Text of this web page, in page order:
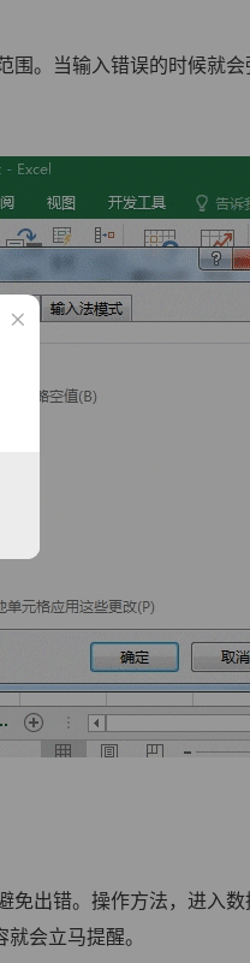
。当输入错误的时候就会
出错。操作方法，进入
会立马提醒。